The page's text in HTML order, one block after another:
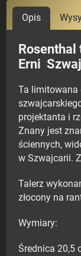
Opis
Rosenthal
Erni
Ta limitowana
projektanta i
Znany jest
ściennych,
w Szwajcarii.
Talerz
złocony na
Wymiary:
Średnica 20,5